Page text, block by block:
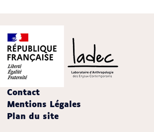
Contact
Mentions Légales
Plan du site